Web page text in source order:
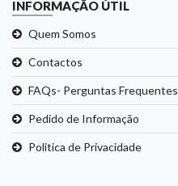
INFORMAÇÃO ÚTIL
Quem Somos
Contactos
FAQs- Perguntas Frequentes
Pedido de Informação
Politica de Privacidade